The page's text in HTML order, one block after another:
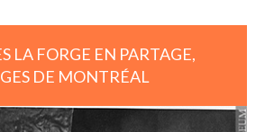
LA FORGE EN PARTAGE,
DE MONTRÉAL